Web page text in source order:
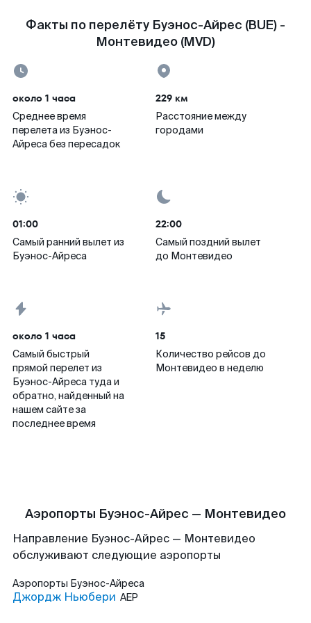
Факты по перелёту Буэнос-Айрес (BUE) -
Монтевидео (MVD)
около 1 часа
Среднее время
перелета из Буэнос-
Айреса без пересадок
229 км
Расстояние между
городами
01:00
Самый ранний вылет из
Буэнос-Айреса
22:00
Самый поздний вылет
до Монтевидео
около 1 часа
Самый быстрый
прямой перелет из
Буэнос-Айреса туда и
обратно, найденный на
нашем сайте за
последнее время
15
Количество рейсов до
Монтевидео в неделю
Аэропорты Буэнос-Айрес — Монтевидео
Направление Буэнос-Айрес — Монтевидео
обслуживают следующие аэропорты
Аэропорты Буэнос-Айреса
Джордж Ньюбери AEP